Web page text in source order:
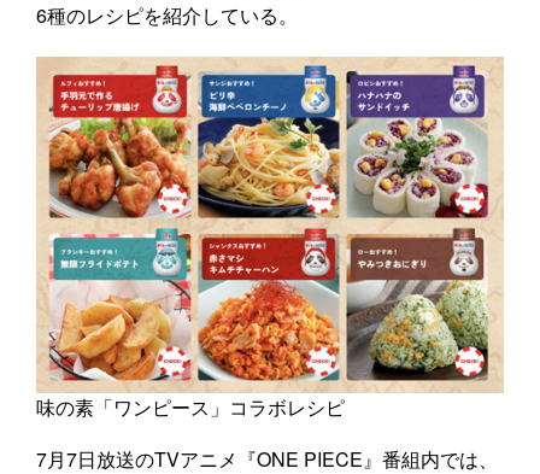
6種のレシピを紹介している。
味の素「ワンピース」コラボレシピ
7月7日放送のTVアニメ『ONE PIECE』番組内では、